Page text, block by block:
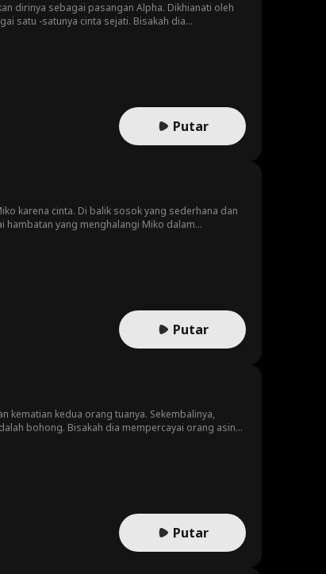
dirinya sebagai pasangan Alpha. Dikhianati oleh
satu -satunya cinta sejati. Bisakah dia
Putar
karena cinta. Di balik sosok yang sederhana dan
yang menghalangi Miko dalam
Putar
kematian kedua orang tuanya. Sekembalinya,
bohong. Bisakah dia mempercayai orang asing
Putar